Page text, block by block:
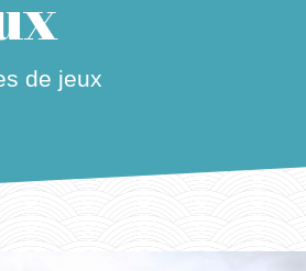
de jeux